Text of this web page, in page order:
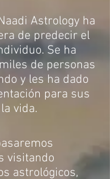
Astrology ha
de predecir el
Se ha
de personas
y les ha dado
para sus
vida.
visitando
astrológicos,